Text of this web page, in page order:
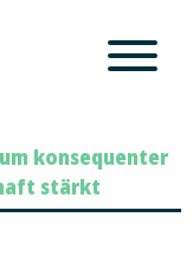
konsequenter
stärkt